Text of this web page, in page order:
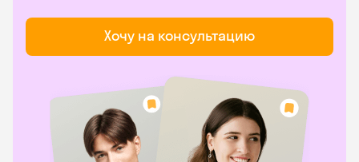
Хочу на консультацию